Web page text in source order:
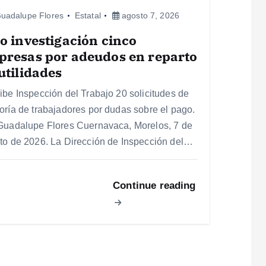
Flores Estatal agosto 7, 2026
investigación cinco
por adeudos en reparto
Inspección del Trabajo 20 solicitudes de
de trabajadores por dudas sobre el pago.
Flores Cuernavaca, Morelos, 7 de
de 2026. La Dirección de Inspección del…
Continue reading